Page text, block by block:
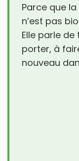
Parce que
n’est pas
Elle parle
porter, à
nouveau